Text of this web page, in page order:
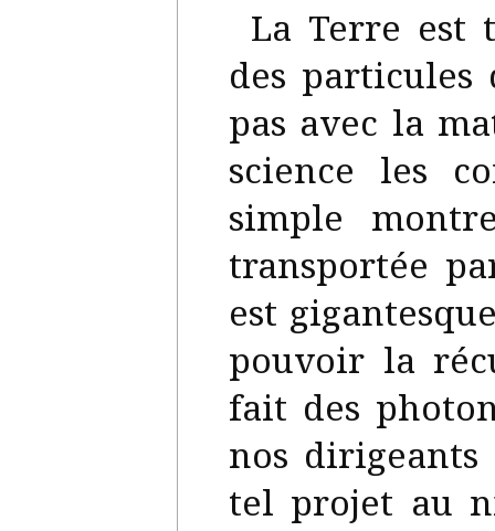
La Terre est
des particules
pas avec la
science les
simple
transportée
est
pouvoir la
fait des
nos dirigeants
tel projet au